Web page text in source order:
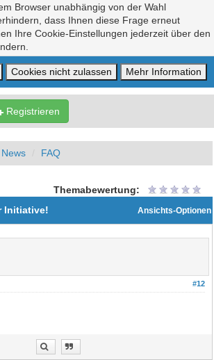
Browser unabhängig von der Wahl
dass Ihnen diese Frage erneut
Ihre Cookie-Einstellungen jederzeit über den
Registrieren
FAQ
Themabewertung:
Ansichts-Optionen
Initiative!
#12